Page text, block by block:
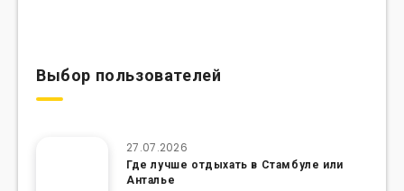
Выбор пользователей
27.07.2026
Где лучше отдыхать в Стамбуле или
Анталье